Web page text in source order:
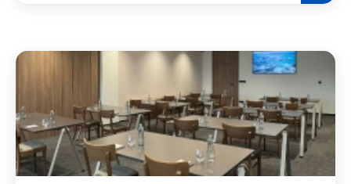
Obrázek